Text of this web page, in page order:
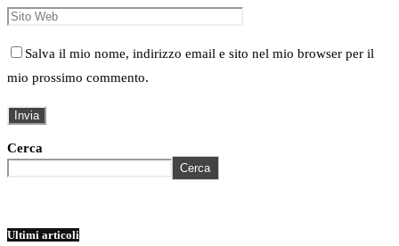
Salva il mio nome, indirizzo email e sito nel mio browser per il
mio prossimo commento.
Cerca
Cerca
Ultimi articoli